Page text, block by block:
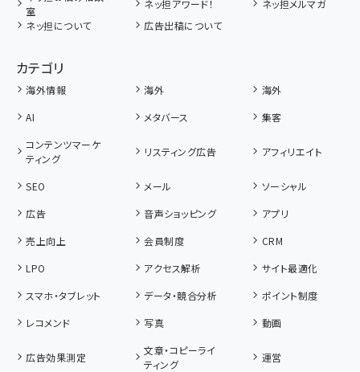
室
ネッ担アワード！
ネッ担メルマガ
ネッ担について
広告出稿について
カテゴリ
海外情報 海外
海外
AI
メタバース
集客
コンテンツマーケ
ティング
リスティング広告 アフィリエイト
SEO メール
ソーシャル
広告
音声ショッピング
アプリ
売上向上
会員制度
CRM
LPO
アクセス解析
サイト最適化
スマホ・タブレット
データ・競合分析
ポイント制度
レコメンド
写真 動画
広告効果測定
文章・コピーライ
ティング
運営